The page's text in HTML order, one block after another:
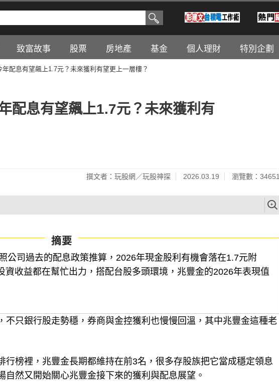
致富故事 股票 房地產 基金 個人理財 特別企劃
配息有望飆上1.7元？未來獲利有望更上一層樓？
配息有望飆上1.7元？未來獲利有
撰文者：玩股網／玩股神探 2026.03.19 瀏覽數：34651
摘要
公司過去的配息政策推算，2026年現金股利有機會落在1.7元附
收益都在幫忙出力，搭配台股多頭環境，兆豐金的2026年表現值
不只銀行股走勢穩，券商與金控獲利也慢慢回溫，其中兆豐金這種老
行榜裡，兆豐金長期都維持在前3名，很多存股族把它當成穩定領息
然又開始關心兆豐金接下來的獲利與配息展望。